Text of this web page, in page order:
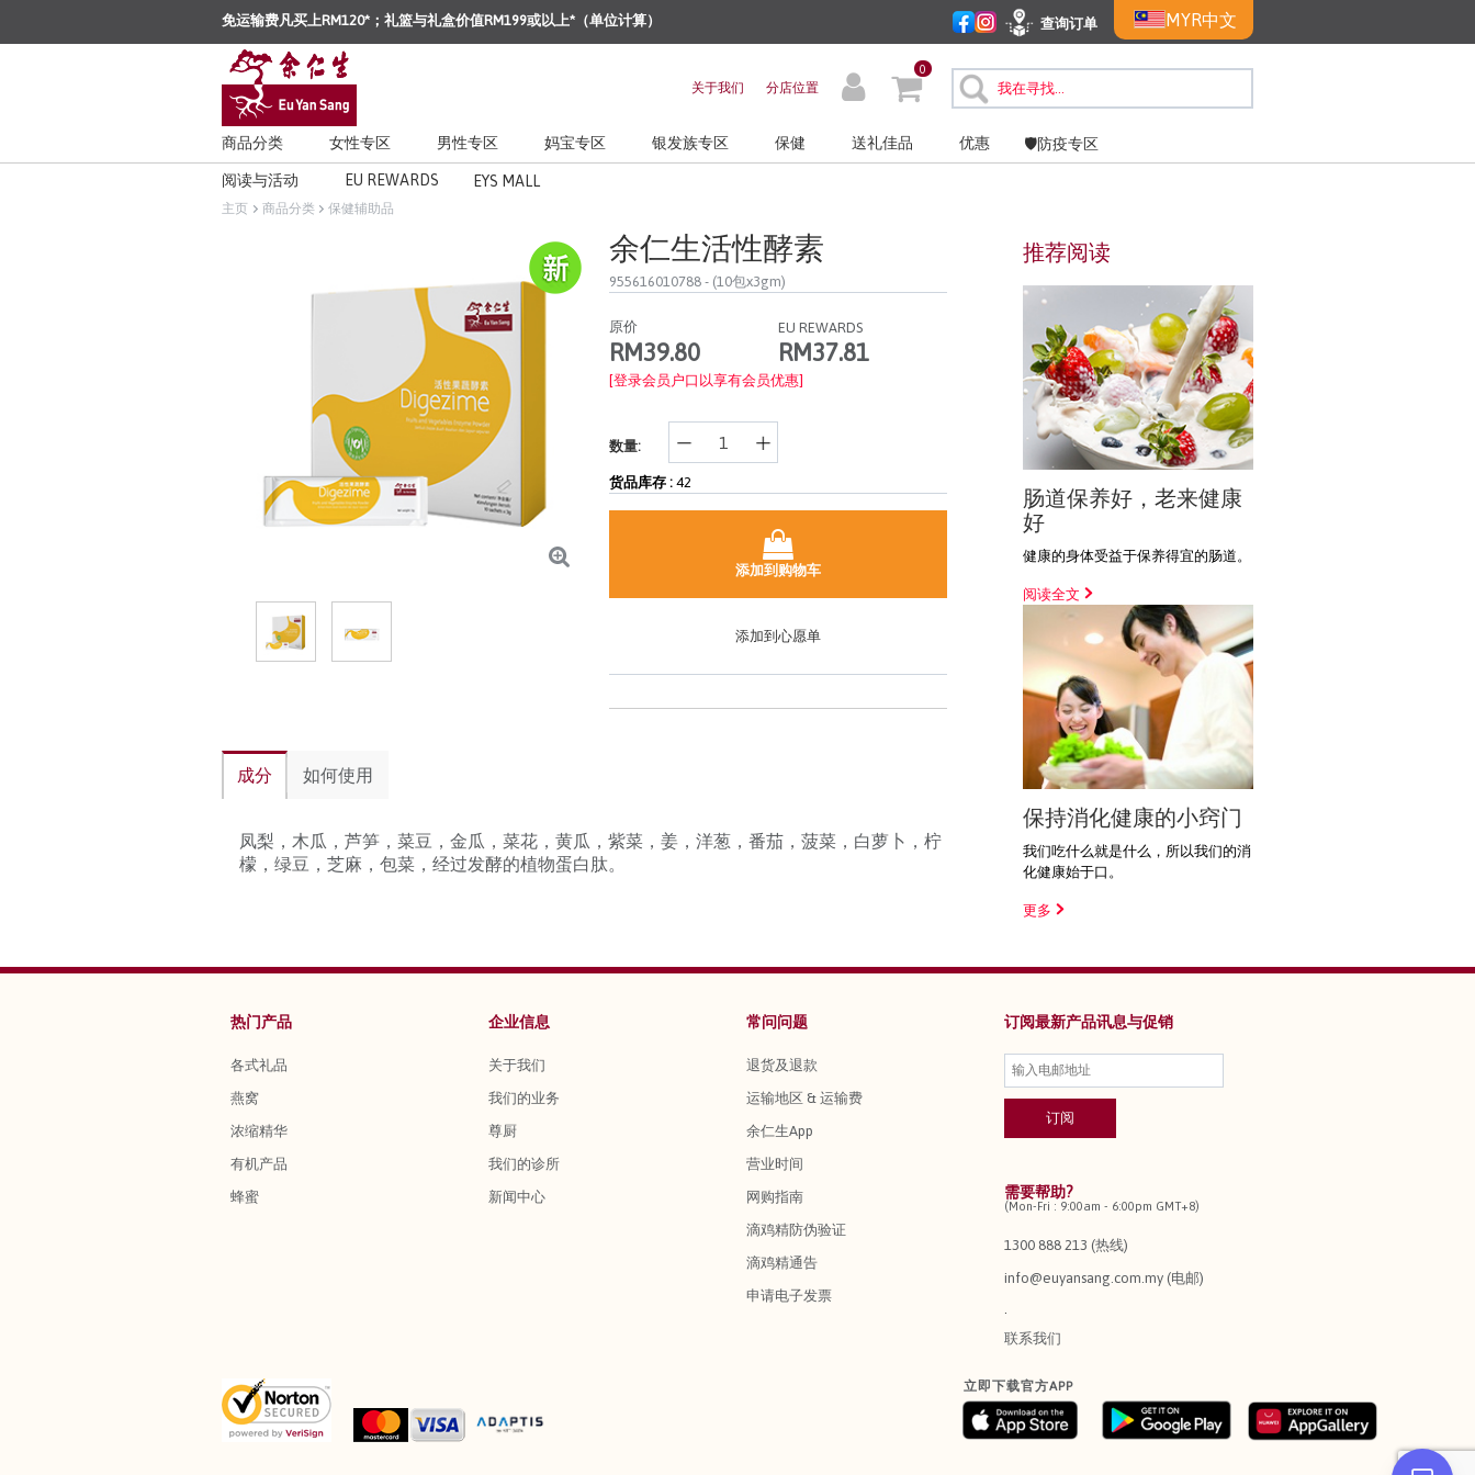
免运输费凡买上RM120*；礼篮与礼盒价值RM199或以上*（单位计算） 查询订单 MYR中文
关于我们 分店位置
0
商品分类 女性专区 男性专区 妈宝专区 银发族专区 保健 送礼佳品 优惠 🛡️防疫专区
阅读与活动 EU REWARDS EYS MALL
主页 商品分类 保健辅助品
余仁生活性酵素
955616010788- (10包x3gm)
原价
RM39.80
EU REWARDS
RM37.81
[登录会员户口以享有会员优惠]
数量:
货品库存 : 42
添加到购物车
添加到心愿单
成分 如何使用
凤梨，木瓜，芦笋，菜豆，金瓜，菜花，黄瓜，紫菜，姜，洋葱，番茄，菠菜，白萝卜，柠
檬，绿豆，芝麻，包菜，经过发酵的植物蛋白肽。
推荐阅读
肠道保养好，老来健康
好
健康的身体受益于保养得宜的肠道。
阅读全文
保持消化健康的小窍门
我们吃什么就是什么，所以我们的消
化健康始于口。
更多
热门产品
各式礼品
燕窝
浓缩精华
有机产品
蜂蜜
企业信息
关于我们
我们的业务
尊厨
我们的诊所
新闻中心
常问问题
退货及退款
运输地区 & 运输费
余仁生App
营业时间
网购指南
滴鸡精防伪验证
滴鸡精通告
申请电子发票
订阅最新产品讯息与促销
需要帮助?
(Mon-Fri : 9:00am - 6:00pm GMT+8)
1300 888 213 (热线)
info@euyansang.com.my (电邮)
联系我们
立即下载官方APP